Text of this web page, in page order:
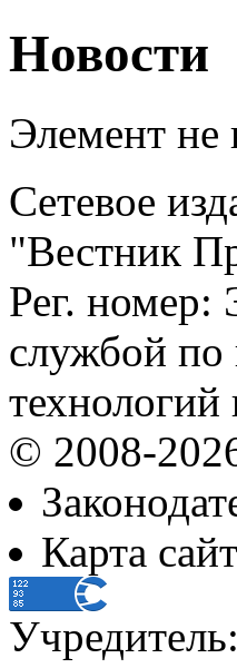
Новости
Элемент не
Сетевое
"Вестник
Рег.
службой по
© 2008-
Карта